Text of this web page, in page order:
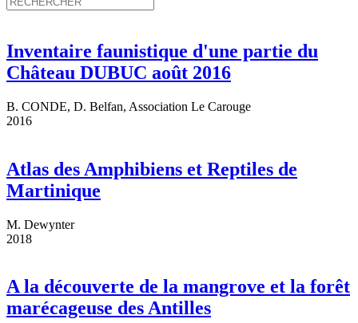
Inventaire faunistique d'une partie du
Château DUBUC août 2016
B. CONDE, D. Belfan, Association Le Carouge
2016
Atlas des Amphibiens et Reptiles de
Martinique
M. Dewynter
2018
A la découverte de la mangrove et la forêt
marécageuse des Antilles